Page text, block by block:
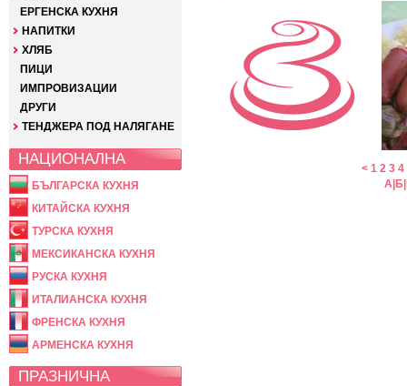
ЕРГЕНСКА КУХНЯ
НАПИТКИ
ХЛЯБ
ПИЦИ
ИМПРОВИЗАЦИИ
ДРУГИ
ТЕНДЖЕРА ПОД НАЛЯГАНЕ
НАЦИОНАЛНА
БЪЛГАРСКА КУХНЯ
КИТАЙСКА КУХНЯ
ТУРСКА КУХНЯ
МЕКСИКАНСКА КУХНЯ
РУСКА КУХНЯ
ИТАЛИАНСКА КУХНЯ
ФРЕНСКА КУХНЯ
АРМЕНСКА КУХНЯ
ПРАЗНИЧНА
< 1 2 3 4
А Б